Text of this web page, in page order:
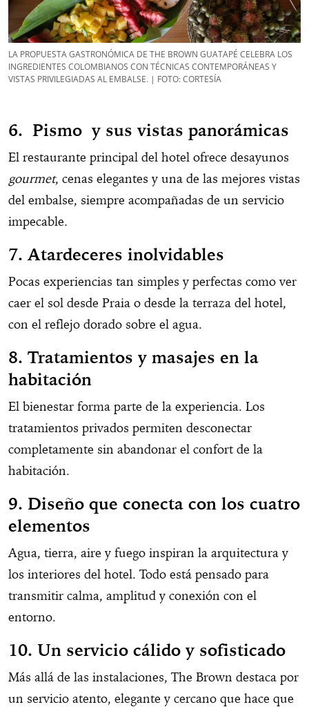
LA PROPUESTA GASTRONÓMICA DE THE BROWN GUATAPÉ CELEBRA LOS
INGREDIENTES COLOMBIANOS CON TÉCNICAS CONTEMPORÁNEAS Y
VISTAS PRIVILEGIADAS AL EMBALSE. | FOTO: CORTESÍA
6. Pismo y sus vistas panorámicas
El restaurante principal del hotel ofrece desayunos
gourmet, cenas elegantes y una de las mejores vistas
del embalse, siempre acompañadas de un servicio
impecable.
7. Atardeceres inolvidables
Pocas experiencias tan simples y perfectas como ver
caer el sol desde Praia o desde la terraza del hotel,
con el reflejo dorado sobre el agua.
8. Tratamientos y masajes en la
habitación
El bienestar forma parte de la experiencia. Los
tratamientos privados permiten desconectar
completamente sin abandonar el confort de la
habitación.
9. Diseño que conecta con los cuatro
elementos
Agua, tierra, aire y fuego inspiran la arquitectura y
los interiores del hotel. Todo está pensado para
transmitir calma, amplitud y conexión con el
entorno.
10. Un servicio cálido y sofisticado
Más allá de las instalaciones, The Brown destaca por
un servicio atento, elegante y cercano que hace que